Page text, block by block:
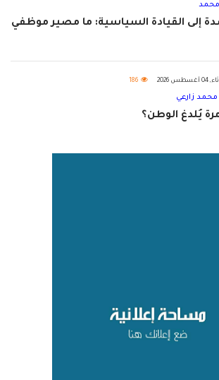
إلى القيادة السياسية: ما مصير موظفي
2026
186
محمد زارعي
الوطن؟